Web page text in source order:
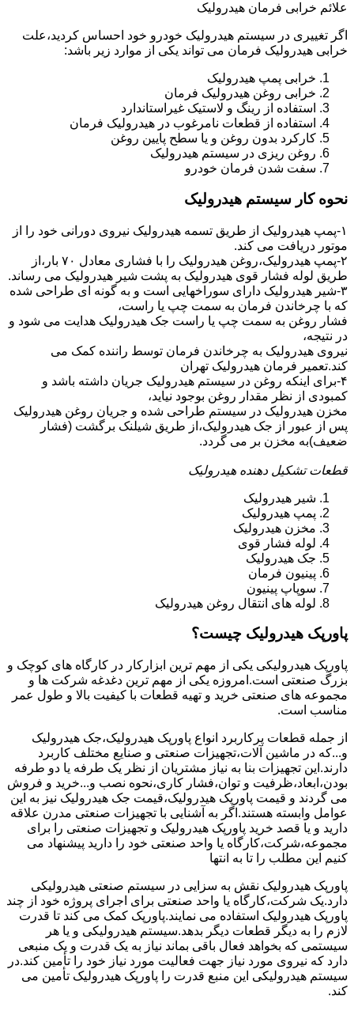
علائم خرابی فرمان هیدرولیک
اگر تغییری در سیستم هیدرولیک خودرو خود احساس کردید،علت
خرابی هیدرولیک فرمان می تواند یکی از موارد زیر باشد:
خرابی پمپ هیدرولیک
خرابی روغن هیدرولیک فرمان
استفاده از رینگ و لاستیک غیراستاندارد
استفاده از قطعات نامرغوب در هیدرولیک فرمان
کارکرد بدون روغن و یا سطح پایین روغن
روغن ریزی در سیستم هیدرولیک
سفت شدن فرمان خودرو
نحوه کار سیستم هیدرولیک
۱-پمپ هیدرولیک از طریق تسمه هیدرولیک نیروی دورانی خود را از
موتور دریافت می کند.
۲-پمپ هیدرولیک،روغن هیدرولیک را با فشاری معادل ۷۰ بار،از
طریق لوله فشار قوی هیدرولیک به پشت شیر هیدرولیک می رساند.
۳-شیر هیدرولیک دارای سوراخهایی است و به گونه ای طراحی شده
که با چرخاندن فرمان به سمت چپ یا راست،
فشار روغن به سمت چپ یا راست جک هیدرولیک هدایت می شود و
در نتیجه،
نیروی هیدرولیک به چرخاندن فرمان توسط راننده کمک می
کند.تعمیر فرمان هیدرولیک تهران
۴-برای اینکه روغن در سیستم هیدرولیک جریان داشته باشد و
کمبودی از نظر مقدار روغن بوجود نیاید،
مخزن هیدرولیک در سیستم طراحی شده و جریان روغن هیدرولیک
پس از عبور از جک هیدرولیک،از طریق شیلنک برگشت (فشار
ضعیف)به مخزن بر می گردد.
قطعات تشکیل دهنده هیدرولیک
شیر هیدرولیک
پمپ هیدرولیک
مخزن هیدرولیک
لوله فشار قوی
جک هیدرولیک
پینیون فرمان
سوپاپ پینیون
لوله های انتقال روغن هیدرولیک
پاورپک هیدرولیک چیست؟
پاورپک هیدرولیکی یکی از مهم ترین ابزارکار در کارگاه های کوچک و
بزرگ صنعتی است.امروزه یکی از مهم ترین دغدغه شرکت ها و
مجموعه های صنعتی خرید و تهیه قطعات با کیفیت بالا و طول عمر
مناسب است.
از جمله قطعات پرکاربرد انواع پاورپک هیدرولیک،جک هیدرولیک
و...که در ماشین آلات،تجهیزات صنعتی و صنایع مختلف کاربرد
دارند.این تجهیزات بنا به نیاز مشتریان از نظر یک طرفه یا دو طرفه
بودن،ابعاد،ظرفیت و توان،فشار کاری،نحوه نصب و...خرید و فروش
می گردند و قیمت پاورپک هیدرولیک،قیمت جک هیدرولیک نیز به این
عوامل وابسته هستند.اگر به آشنایی با تجهیزات صنعتی مدرن علاقه
دارید و یا قصد خرید پاورپک هیدرولیک و تجهیزات صنعتی را برای
مجموعه،شرکت،کارگاه یا واحد صنعتی خود را دارید پیشنهاد می
کنیم این مطلب را تا به انتها
پاورپک هیدرولیک نقش به سزایی در سیستم صنعتی هیدرولیکی
دارد.یک شرکت،کارگاه یا واحد صنعتی برای اجرای پروژه خود از چند
پاورپک هیدرولیک استفاده می نمایند.پاورپک کمک می کند تا قدرت
لازم را به دیگر قطعات دیگر بدهد.سیستم هیدرولیکی و یا هر
سیستمی که بخواهد فعال باقی بماند نیاز به یک قدرت و یک منبعی
دارد که نیروی مورد نیاز جهت فعالیت مورد نیاز خود را تأمین کند.در
سیستم هیدرولیکی این منبع قدرت را پاورپک هیدرولیک تأمین می
کند.